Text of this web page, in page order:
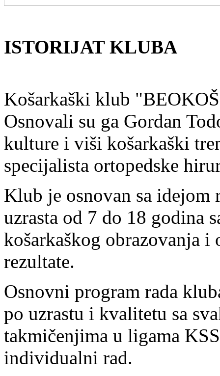
ISTORIJAT KLUBA
Košarkaški klub
Osnovali su ga Gordan
kulture i viši košarkaški
specijalista ortopedske
Klub je osnovan sa idejom
uzrasta od 7 do 18 godina
košarkaškog obrazovanja i
rezultate.
Osnovni program rada
po uzrastu i kvalitetu sa
takmičenjima u ligama
individualni rad.